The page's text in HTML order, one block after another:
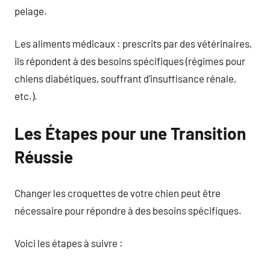
pelage.
Les aliments médicaux : prescrits par des vétérinaires,
ils répondent à des besoins spécifiques (régimes pour
chiens diabétiques, souffrant d’insuffisance rénale,
etc.).
Les Étapes pour une Transition
Réussie
Changer les croquettes de votre chien peut être
nécessaire pour répondre à des besoins spécifiques.
Voici les étapes à suivre :